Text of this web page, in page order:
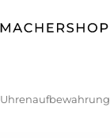
Uhrenaufbewahrung